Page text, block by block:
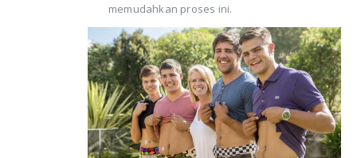
memudahkan proses ini.